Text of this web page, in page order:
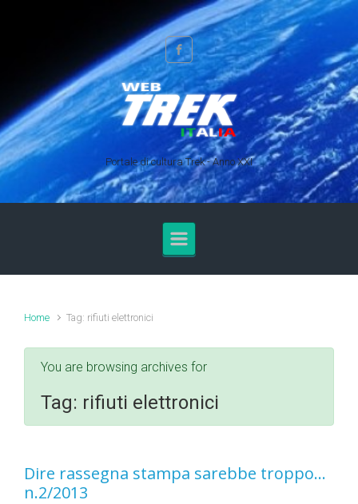
Portale di cultura Trek - Anno XXI
Home Tag: rifiuti elettronici
You are browsing archives for
Tag: rifiuti elettronici
Dire rassegna stampa sarebbe troppo…
n.2/2013